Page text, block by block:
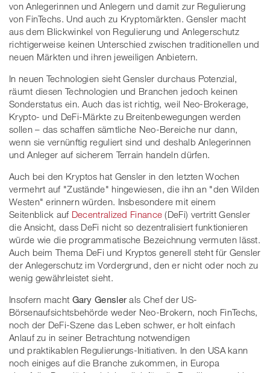
von Anlegerinnen und Anlegern und damit zur Regulierung
von FinTechs. Und auch zu Kryptomärkten. Gensler macht
aus dem Blickwinkel von Regulierung und Anlegerschutz
richtigerweise keinen Unterschied zwischen traditionellen und
neuen Märkten und ihren jeweiligen Anbietern.
In neuen Technologien sieht Gensler durchaus Potenzial,
räumt diesen Technologien und Branchen jedoch keinen
Sonderstatus ein. Auch das ist richtig, weil Neo-Brokerage,
Krypto- und DeFi-Märkte zu Breitenbewegungen werden
sollen – das schaffen sämtliche Neo-Bereiche nur dann,
wenn sie vernünftig reguliert sind und deshalb Anlegerinnen
und Anleger auf sicherem Terrain handeln dürfen.
Auch bei den Kryptos hat Gensler in den letzten Wochen
vermehrt auf "Zustände" hingewiesen, die ihn an "den Wilden
Westen" erinnern würden. Insbesondere mit einem
Seitenblick auf Decentralized Finance (DeFi) vertritt Gensler
die Ansicht, dass DeFi nicht so dezentralisiert funktionieren
würde wie die programmatische Bezeichnung vermuten lässt.
Auch beim Thema DeFi und Kryptos generell steht für Gensler
der Anlegerschutz im Vordergrund, den er nicht oder noch zu
wenig gewährleistet sieht.
Insofern macht Gary Gensler als Chef der US-
Börsenaufsichtsbehörde weder Neo-Brokern, noch FinTechs,
noch der DeFi-Szene das Leben schwer, er holt einfach
Anlauf zu in seiner Betrachtung notwendigen
und praktikablen Regulierungs-Initiativen. In den USA kann
noch einiges auf die Branche zukommen, in Europa